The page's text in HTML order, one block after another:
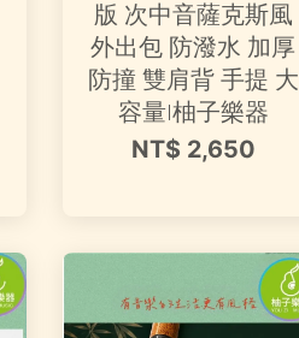
版 次中音薩克斯風
外出包 防潑水 加厚
防撞 雙肩背 手提 大
容量|柚子樂器
NT$ 2,650